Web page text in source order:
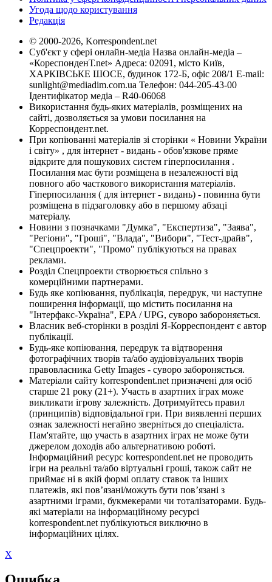
Угода щодо користування
Редакція
© 2000-2026, Korrespondent.net
Суб'єкт у сфері онлайн-медіа Назва онлайн-медіа –
«КореспонденТ.net» Адреса: 02091, місто Київ,
ХАРКІВСЬКЕ ШОСЕ, будинок 172-Б, офіс 208/1 E-mail:
sunlight@mediadim.com.ua Телефон: 044-205-43-00
Ідентифікатор медіа – R40-06068
Використання будь-яких матеріалів, розміщених на
сайті, дозволяється за умови посилання на
Корреспондент.net.
При копіюванні матеріалів зі сторінки « Новини України
і світу» , для інтернет - видань - обов'язкове пряме
відкрите для пошукових систем гіперпосилання .
Посилання має бути розміщена в незалежності від
повного або часткового використання матеріалів.
Гіперпосилання ( для інтернет - видань) - повинна бути
розміщена в підзаголовку або в першому абзаці
матеріалу.
Новини з позначками "Думка", "Експертиза", "Заява",
"Регіони", "Гроші", "Влада", "Вибори", "Тест-драйв",
"Спецпроекти", "Промо" публікуються на правах
реклами.
Розділ Спецпроекти створюється спільно з
комерційними партнерами.
Будь яке копіювання, публікація, передрук, чи наступне
поширення інформації, що містить посилання на
"Інтерфакс-Україна", EPA / UPG, суворо забороняється.
Власник веб-сторінки в розділі Я-Корреспондент є автор
публікації.
Будь-яке копіювання, передрук та відтворення
фотографічних творів та/або аудіовізуальних творів
правовласника Getty Images - суворо забороняється.
Матеріали сайту korrespondent.net призначені для осіб
старше 21 року (21+). Участь в азартних іграх може
викликати ігрову залежність. Дотримуйтесь правил
(принципів) відповідальної гри. При виявленні перших
ознак залежності негайно зверніться до спеціаліста.
Пам'ятайте, що участь в азартних іграх не може бути
джерелом доходів або альтернативою роботі.
Інформаційний ресурс korrespondent.net не проводить
ігри на реальні та/або віртуальні гроші, також сайт не
приймає ні в якій формі оплату ставок та інших
платежів, які пов’язані/можуть бути пов’язані з
азартними іграми, букмекерами чи тоталізаторами. Будь-
які матеріали на інформаційному ресурсі
korrespondent.net публікуються виключно в
інформаційних цілях.
X